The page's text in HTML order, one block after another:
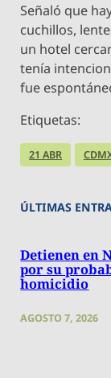
Señaló que
cuchillos,
un hotel
tenía
fue
Etiquetas:
21 ABR
ÚLTIMAS
Detienen en
por su
homicidio
AGOSTO 7, 2026